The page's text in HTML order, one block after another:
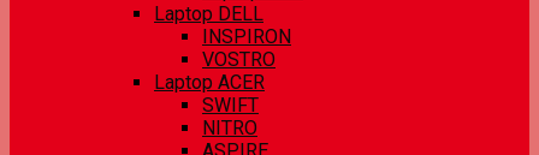
Laptop DELL
INSPIRON
VOSTRO
Laptop ACER
SWIFT
NITRO